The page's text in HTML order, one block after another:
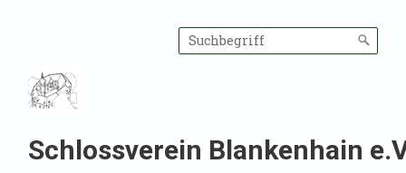
Schlossverein Blankenhain